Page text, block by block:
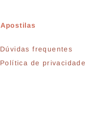
Apostilas
Dúvidas frequentes
Política de privacidade